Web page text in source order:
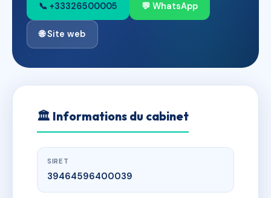
📞 +33326500005 💬 WhatsApp
🌐 Site web
🏛 Informations du cabinet
SIRET
39464596400039